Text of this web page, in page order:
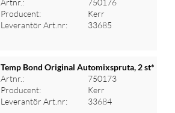
Logga in för priser
Artnr.:
750176
Producent:
Kerr
Leverantör Art.nr:
33685
Logga in för priser
Temp Bond Original Automixspruta, 2 st*
Artnr.:
750173
Producent:
Kerr
Leverantör Art.nr:
33684